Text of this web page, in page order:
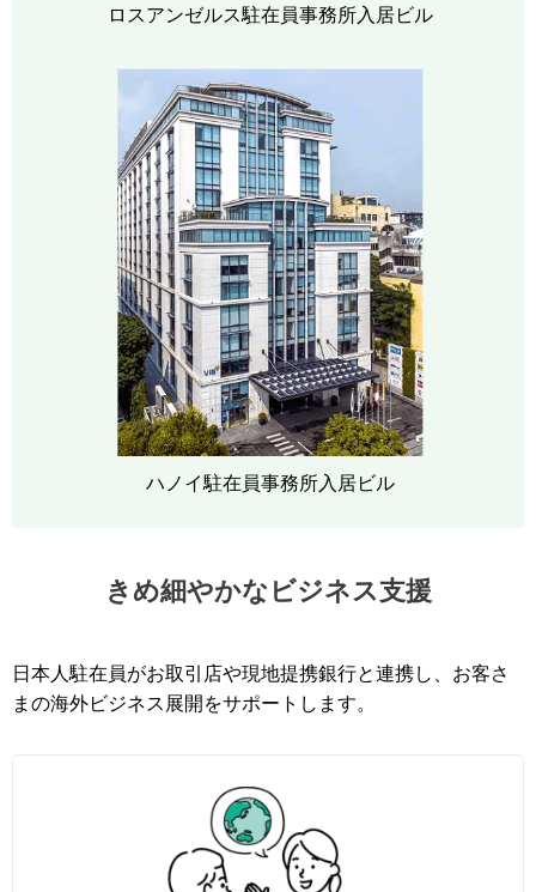
ロスアンゼルス駐在員事務所入居ビル
ハノイ駐在員事務所入居ビル
きめ細やかなビジネス支援
日本人駐在員がお取引店や現地提携銀行と連携し、お客さ
まの海外ビジネス展開をサポートします。